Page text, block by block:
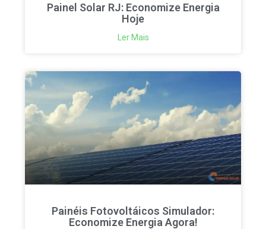
Painel Solar RJ: Economize Energia
Hoje
Ler Mais
Painéis Fotovoltáicos Simulador:
Economize Energia Agora!